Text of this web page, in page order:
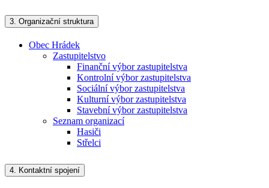
3. Organizační struktura
Obec Hrádek
Zastupitelstvo
Finanční výbor zastupitelstva
Kontrolní výbor zastupitelstva
Sociální výbor zastupitelstva
Kulturní výbor zastupitelstva
Stavební výbor zastupitelstva
Seznam organizací
Hasiči
Střelci
4. Kontaktní spojení